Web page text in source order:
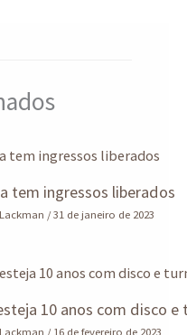
tem ingressos liberados
/31 de janeiro de 2023
10 anos com disco e
/16 de fevereiro de 2023